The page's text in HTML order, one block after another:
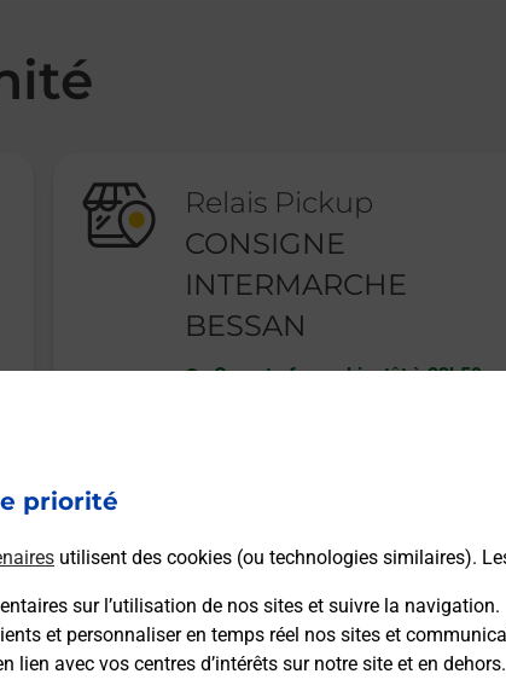
priorité
utilisent des cookies (ou technologies similaires).
sur l’utilisation de nos sites et suivre la navigation.
et personnaliser en temps réel nos sites et
lien avec vos centres d’intérêts sur notre site et en dehors.
Relais Pickup
CONSIGNE
INTERMARCHE
BESSAN
Ouvert-ferme bientôt à 23h59